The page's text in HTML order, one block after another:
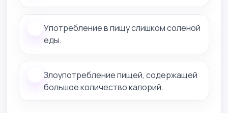
Употребление в пищу слишком соленой
еды.
Злоупотребление пищей, содержащей
большое количество калорий.